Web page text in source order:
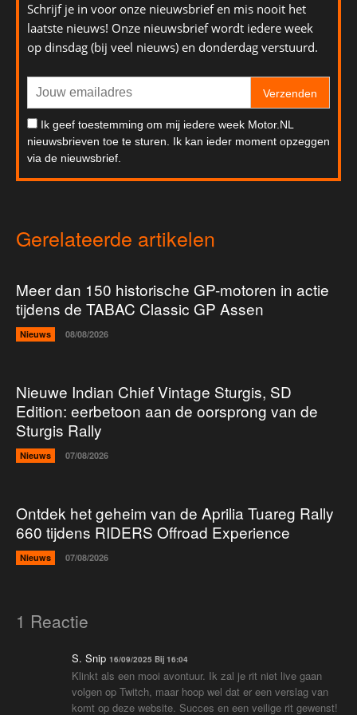
Schrijf je in voor onze nieuwsbrief en mis nooit het
laatste nieuws! Onze nieuwsbrief wordt iedere week
op dinsdag (bij veel nieuws) en donderdag verstuurd.
Verzenden
Ik geef toestemming om mij iedere week Motor.NL
nieuwsbrieven toe te sturen. Ik kan ieder moment opzeggen
via de nieuwsbrief.
Gerelateerde artikelen
Meer dan 150 historische GP-motoren in actie
tijdens de TABAC Classic GP Assen
Nieuws 08/08/2026
Nieuwe Indian Chief Vintage Sturgis, SD
Edition: eerbetoon aan de oorsprong van de
Sturgis Rally
Nieuws 07/08/2026
Ontdek het geheim van de Aprilia Tuareg Rally
660 tijdens RIDERS Offroad Experience
Nieuws 07/08/2026
1 Reactie
S. Snip 16/09/2025 Bij 16:04
Klinkt als een mooi avontuur. Ik zal je rit niet live gaan
volgen op Twitch, maar hoop wel dat er een verslag van
komt op deze website. Succes en een veilige rit gewenst!